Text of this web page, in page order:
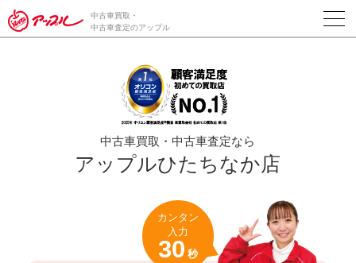
/*ABテスト_新規査定フォームの為のCVボタン*/
中古車買取・
中古車査定のアップル
中古車買取・中古車査定なら
アップルひたちなか店
カンタン
入力
30 秒